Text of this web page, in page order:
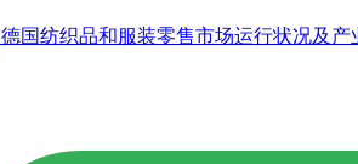
德国纺织品和服装零售市场运行状况及产